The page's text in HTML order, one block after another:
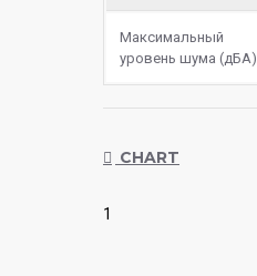
Максимальный
уровень шума (дБА)
CHART
1